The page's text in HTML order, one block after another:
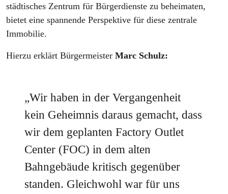
städtisches Zentrum für Bürgerdienste zu beheimaten,
bietet eine spannende Perspektive für diese zentrale
Immobilie.
Hierzu erklärt Bürgermeister Marc Schulz:
„Wir haben in der Vergangenheit
kein Geheimnis daraus gemacht, dass
wir dem geplanten Factory Outlet
Center (FOC) in dem alten
Bahngebäude kritisch gegenüber
standen. Gleichwohl war für uns